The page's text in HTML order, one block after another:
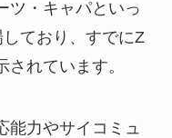
ツ・キャパといっ
ており、すでにZ
れています。
能力やサイコミュ